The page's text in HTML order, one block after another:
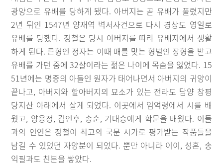
광양으로 유배를 당하게 됐다. 아버지는 곧 유배가 풀렸지만
2년 뒤인 1547년 양재역 벽서사건으로 다시 경상도 영일로
유배를 당했다. 정철은 당시 아버지를 따라 유배지에서 생활
하게 된다. 큰형인 정자는 이때 매를 맞는 형벌인 장형을 받고
유배를 가던 중에 32살이라는 젊은 나이에 목숨을 잃었다. 15
51년에는 명종의 아들인 원자가 태어나면서 아버지의 귀양이
끝나고, 아버지와 할아버지의 묘소가 있는 전라도 담양 창평
당지산 아래에서 살게 되었다. 이곳에서 임억령에서 시를 배
웠고, 양응정, 김인후, 송순, 기대승에게 학문을 배웠다. 이들
과의 인연은 정철이 최고의 국문 시가로 평가받는 작품들을
남길 수 있었던 자양분이 되었다. 뿐만 아니라 이이, 성혼, 송
익필과도 친분을 쌓았다.